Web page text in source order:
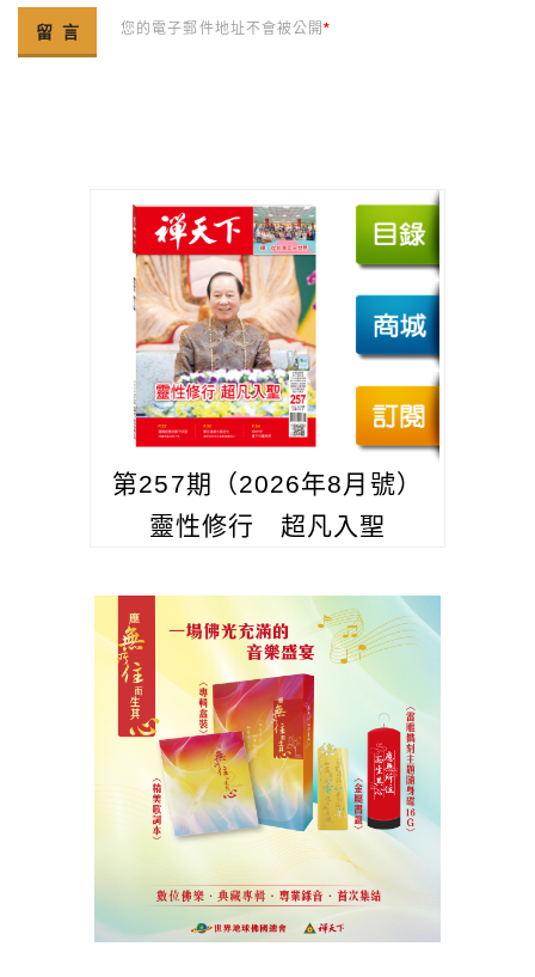
您的電子郵件地址不會被公開*
第257期（2026年8月號）
靈性修行 超凡入聖